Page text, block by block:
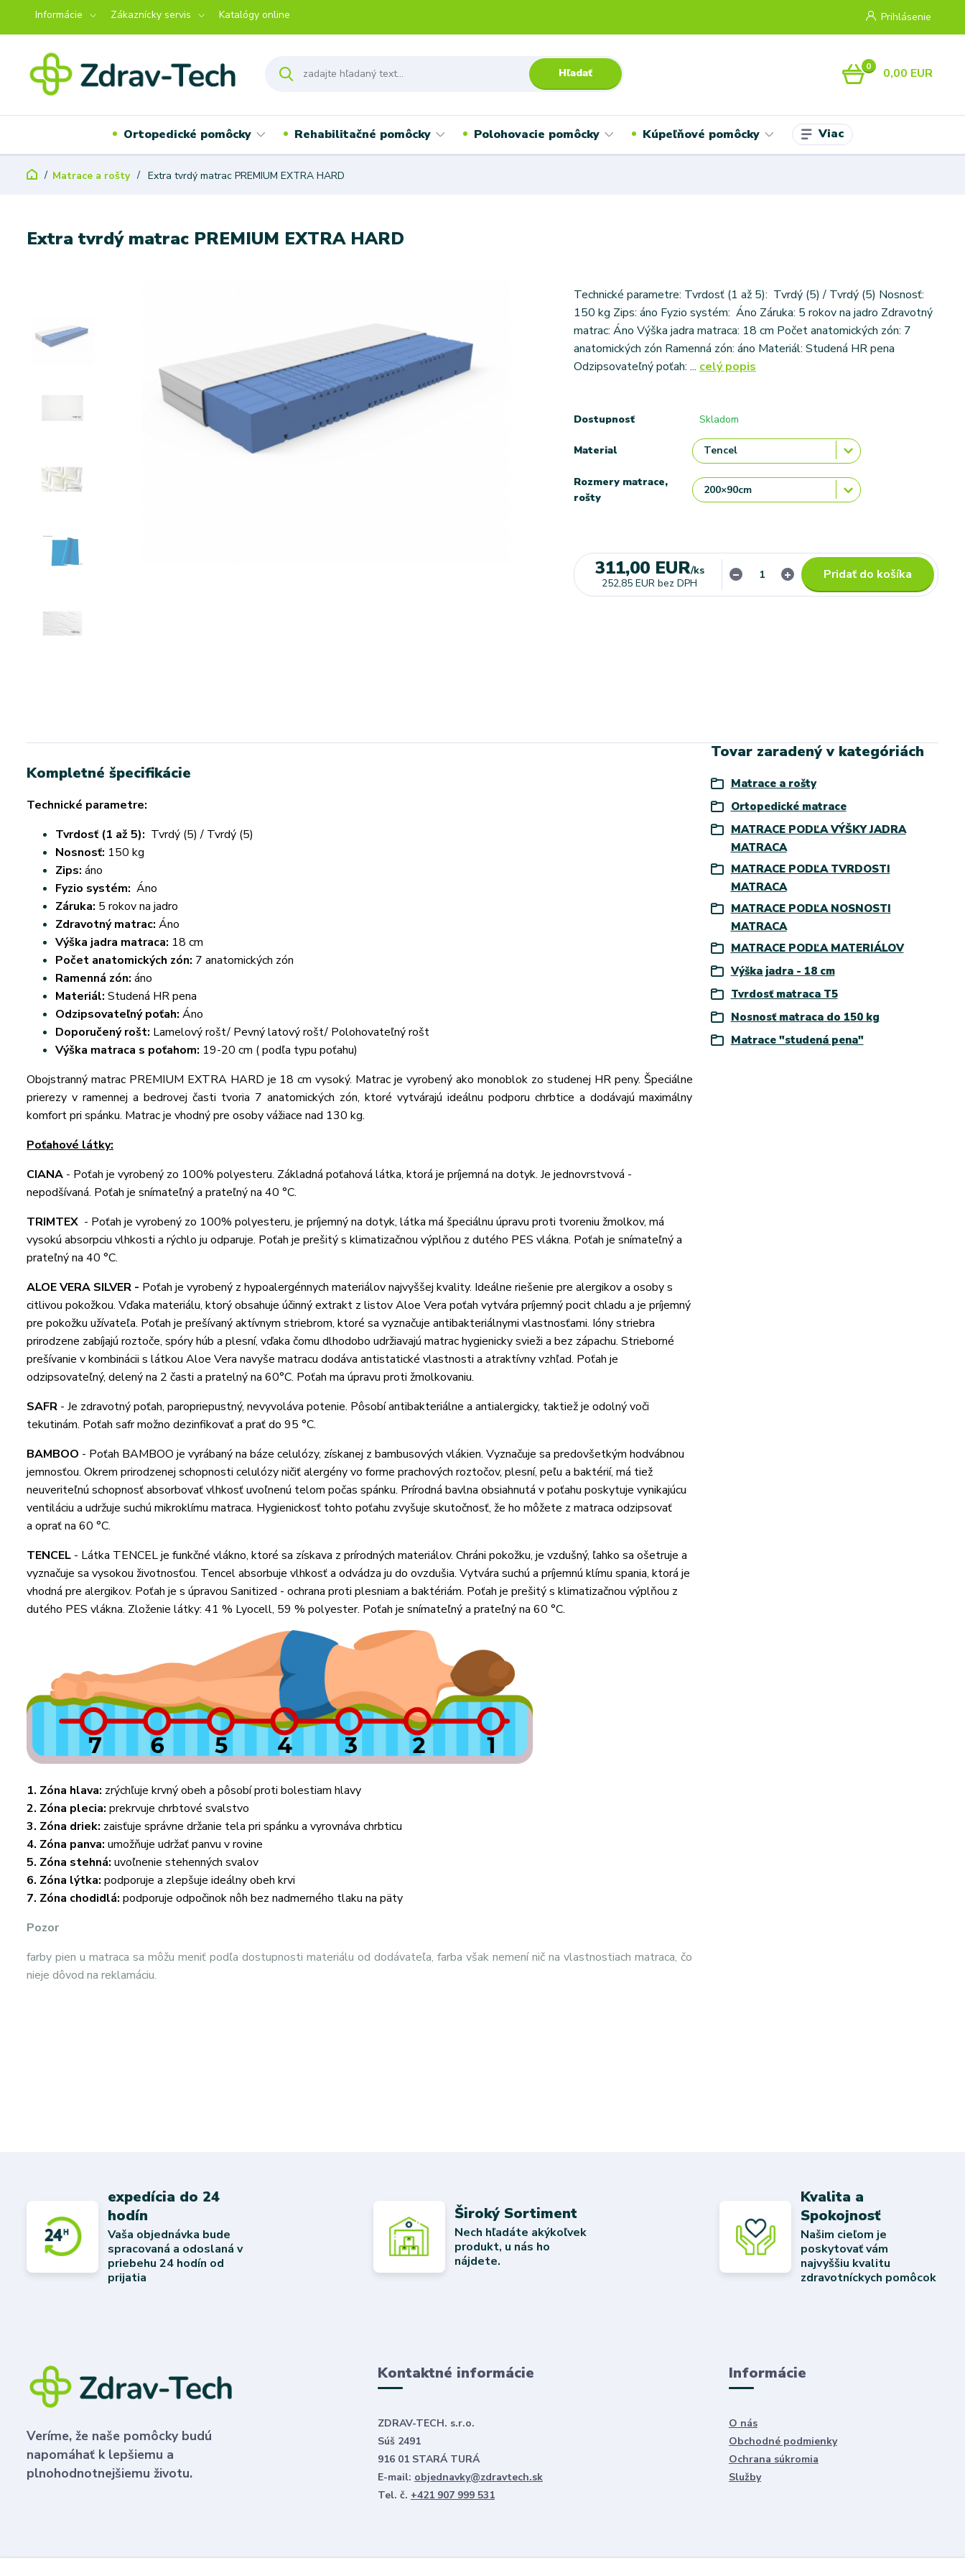
Informácie Zákaznícky servis Katalógy online Prihlásenie
Hľadať 0 0,00 EUR
Ortopedické pomôcky Rehabilitačné pomôcky Polohovacie pomôcky Kúpeľňové pomôcky Viac
Matrace a rošty Extra tvrdý matrac PREMIUM EXTRA HARD
Extra tvrdý matrac PREMIUM EXTRA HARD
Technické parametre: Tvrdosť (1 až 5): Tvrdý (5) / Tvrdý (5) Nosnosť:
150 kg Zips: áno Fyzio systém: Áno Záruka: 5 rokov na jadro Zdravotný
matrac: Áno Výška jadra matraca: 18 cm Počet anatomických zón: 7
anatomických zón Ramenná zón: áno Materiál: Studená HR pena
Odzipsovateľný poťah: ... celý popis
Dostupnosť Skladom
Material
Rozmery matrace,
rošty
311,00 EUR/ks
252,85 EUR bez DPH
Pridať do košíka
Kompletné špecifikácie
Technické parametre:
Tvrdosť (1 až 5): Tvrdý (5) / Tvrdý (5)
Nosnosť: 150 kg
Zips: áno
Fyzio systém: Áno
Záruka: 5 rokov na jadro
Zdravotný matrac: Áno
Výška jadra matraca: 18 cm
Počet anatomických zón: 7 anatomických zón
Ramenná zón: áno
Materiál: Studená HR pena
Odzipsovateľný poťah: Áno
Doporučený rošt: Lamelový rošt/ Pevný latový rošt/ Polohovateľný rošt
Výška matraca s poťahom: 19-20 cm ( podľa typu poťahu)
Obojstranný matrac PREMIUM EXTRA HARD je 18 cm vysoký. Matrac je vyrobený ako monoblok zo studenej HR peny. Špeciálne
prierezy v ramennej a bedrovej časti tvoria 7 anatomických zón, ktoré vytvárajú ideálnu podporu chrbtice a dodávajú maximálny
komfort pri spánku. Matrac je vhodný pre osoby vážiace nad 130 kg.
Poťahové látky:
CIANA - Poťah je vyrobený zo 100% polyesteru. Základná poťahová látka, ktorá je príjemná na dotyk. Je jednovrstvová -
nepodšívaná. Poťah je snímateľný a prateľný na 40 °C.
TRIMTEX - Poťah je vyrobený zo 100% polyesteru, je príjemný na dotyk, látka má špeciálnu úpravu proti tvoreniu žmolkov, má
vysokú absorpciu vlhkosti a rýchlo ju odparuje. Poťah je prešitý s klimatizačnou výplňou z dutého PES vlákna. Poťah je snímateľný a
prateľný na 40 °C.
ALOE VERA SILVER - Poťah je vyrobený z hypoalergénnych materiálov najvyššej kvality. Ideálne riešenie pre alergikov a osoby s
citlivou pokožkou. Vďaka materiálu, ktorý obsahuje účinný extrakt z listov Aloe Vera poťah vytvára príjemný pocit chladu a je príjemný
pre pokožku užívateľa. Poťah je prešívaný aktívnym striebrom, ktoré sa vyznačuje antibakteriálnymi vlastnosťami. Ióny striebra
prirodzene zabíjajú roztoče, spóry húb a plesní, vďaka čomu dlhodobo udržiavajú matrac hygienicky svieži a bez zápachu. Strieborné
prešívanie v kombinácii s látkou Aloe Vera navyše matracu dodáva antistatické vlastnosti a atraktívny vzhľad. Poťah je
odzipsovateľný, delený na 2 časti a pratelný na 60°C. Poťah ma úpravu proti žmolkovaniu.
SAFR - Je zdravotný poťah, paropriepustný, nevyvoláva potenie. Pôsobí antibakteriálne a antialergicky, taktiež je odolný voči
tekutinám. Poťah safr možno dezinfikovať a prať do 95 °C.
BAMBOO - Poťah BAMBOO je vyrábaný na báze celulózy, získanej z bambusových vlákien. Vyznačuje sa predovšetkým hodvábnou
jemnosťou. Okrem prirodzenej schopnosti celulózy ničiť alergény vo forme prachových roztočov, plesní, peľu a baktérií, má tiež
neuveriteľnú schopnosť absorbovať vlhkosť uvoľnenú telom počas spánku. Prírodná bavlna obsiahnutá v poťahu poskytuje vynikajúcu
ventiláciu a udržuje suchú mikroklímu matraca. Hygienickosť tohto poťahu zvyšuje skutočnosť, že ho môžete z matraca odzipsovať
a oprať na 60 °C.
TENCEL - Látka TENCEL je funkčné vlákno, ktoré sa získava z prírodných materiálov. Chráni pokožku, je vzdušný, ľahko sa ošetruje a
vyznačuje sa vysokou životnosťou. Tencel absorbuje vlhkosť a odvádza ju do ovzdušia. Vytvára suchú a príjemnú klímu spania, ktorá je
vhodná pre alergikov. Poťah je s úpravou Sanitized - ochrana proti plesniam a baktériám. Poťah je prešitý s klimatizačnou výplňou z
dutého PES vlákna. Zloženie látky: 41 % Lyocell, 59 % polyester. Poťah je snímateľný a prateľný na 60 °C.
1. Zóna hlava: zrýchľuje krvný obeh a pôsobí proti bolestiam hlavy
2. Zóna plecia: prekrvuje chrbtové svalstvo
3. Zóna driek: zaisťuje správne držanie tela pri spánku a vyrovnáva chrbticu
4. Zóna panva: umožňuje udržať panvu v rovine
5. Zóna stehná: uvoľnenie stehenných svalov
6. Zóna lýtka: podporuje a zlepšuje ideálny obeh krvi
7. Zóna chodidlá: podporuje odpočinok nôh bez nadmerného tlaku na päty
Pozor
farby pien u matraca sa môžu meniť podľa dostupnosti materiálu od dodávateľa, farba však nemení nič na vlastnostiach matraca, čo
nieje dôvod na reklamáciu.
Tovar zaradený v kategóriách
Matrace a rošty
Ortopedické matrace
MATRACE PODĽA VÝŠKY JADRA
MATRACA
MATRACE PODĽA TVRDOSTI
MATRACA
MATRACE PODĽA NOSNOSTI
MATRACA
MATRACE PODĽA MATERIÁLOV
Výška jadra - 18 cm
Tvrdosť matraca T5
Nosnosť matraca do 150 kg
Matrace "studená pena"
expedícia do 24
hodín
Vaša objednávka bude
spracovaná a odoslaná v
priebehu 24 hodín od
prijatia
Široký Sortiment
Nech hľadáte akýkoľvek
produkt, u nás ho
nájdete.
Kvalita a
Spokojnosť
Našim cieľom je
poskytovať vám
najvyššiu kvalitu
zdravotníckych pomôcok
Veríme, že naše pomôcky budú
napomáhať k lepšiemu a
plnohodnotnejšiemu životu.
Kontaktné informácie
ZDRAV-TECH. s.r.o.
Súš 2491
916 01 STARÁ TURÁ
E-mail: objednavky@zdravtech.sk
Tel. č. +421 907 999 531
Informácie
O nás
Obchodné podmienky
Ochrana súkromia
Služby